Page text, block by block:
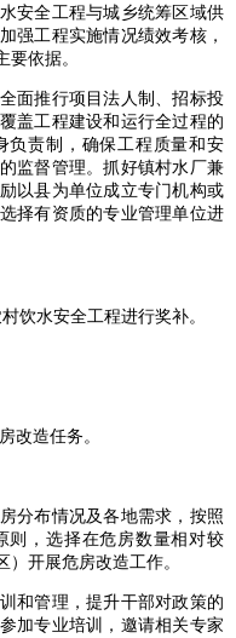
安全工程与城乡统筹区域供
强工程实施情况绩效考核，
依据。
推行项目法人制、招标投
盖工程建设和运行全过程的
负责制，确保工程质量和安
监督管理。抓好镇村水厂兼
以县为单位成立专门机构或
择有资质的专业管理单位进
水安全工程进行奖补。
造任务。
布情况及各地需求，按照
则，选择在危房数量相对较
开展危房改造工作。
管理，提升干部对政策的
加专业培训，邀请相关专家